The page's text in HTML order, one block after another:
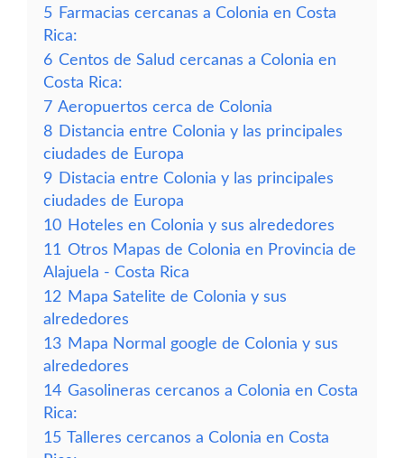
5 Farmacias cercanas a Colonia en Costa
Rica:
6 Centos de Salud cercanas a Colonia en
Costa Rica:
7 Aeropuertos cerca de Colonia
8 Distancia entre Colonia y las principales
ciudades de Europa
9 Distacia entre Colonia y las principales
ciudades de Europa
10 Hoteles en Colonia y sus alrededores
11 Otros Mapas de Colonia en Provincia de
Alajuela - Costa Rica
12 Mapa Satelite de Colonia y sus
alrededores
13 Mapa Normal google de Colonia y sus
alrededores
14 Gasolineras cercanos a Colonia en Costa
Rica:
15 Talleres cercanos a Colonia en Costa